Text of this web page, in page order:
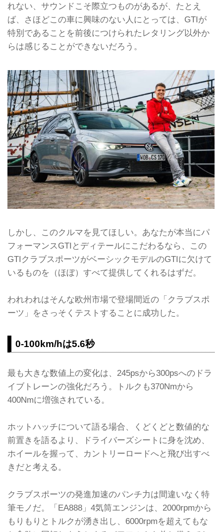
れない、サウンドこそ際立つものがあるが、たとえ
ば、さほどこの車に興味のない人にとっては、GTIが
特別であることを前後につけられたレタリング以外か
らは感じることができないだろう。
しかし、このクルマを見てほしい。あなたが本当にパ
フォーマンスGTIとディテールにこだわるなら、この
GTIクラブスポーツがベーシックモデルのGTIに欠けて
いるものを（ほぼ）すべて提供してくれるはずだ。
われわれはそんな欧州市場で登場間近の「クラブスポ
ーツ」をさっそくテストすることに成功した。
0-100km/hは5.6秒
最も大きな数値上の変化は、245psから300psへのドラ
イブトレーンの強化だろう。トルクも370Nmから
400Nmに増強されている。
ホットハッチについて語る場合、くどくどと数値的な
前置きを語るより、ドライバーズシートに身を沈め、
ホイールを握って、カントリーロードへと飛び出すべ
きだと考える。
クラブスポーツの発進加速のパンチ力は間違いなく特
筆モノだ。「EA888」4気筒エンジンは、2000rpmから
もりもりとトルクが湧き出し、6000rpmを超えてもな